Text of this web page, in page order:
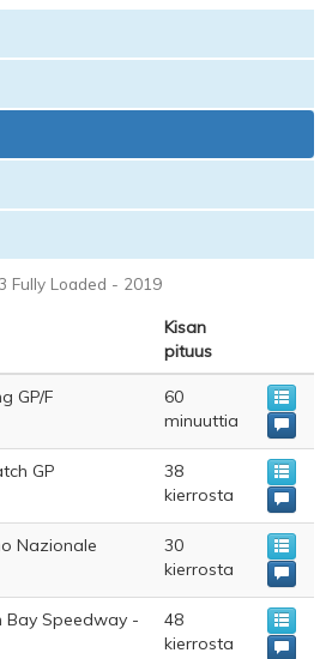
Fully Loaded - 2019
Kisan
pituus
GP/F
60
minuuttia
GP
38
kierrosta
Nazionale
30
kierrosta
Bay Speedway -
48
kierrosta